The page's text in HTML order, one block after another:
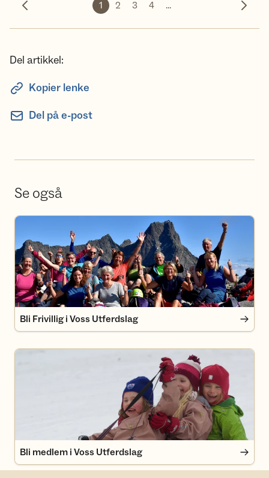
Forrige bilde
1 2 3 4 ...
Del artikkel:
Kopier lenke
Del på e-post
Se også
Bli Frivillig i Voss Utferdslag
Bli Frivillig i Voss Utferdslag
Bli medlem i Voss Utferdslag
Bli medlem i Voss Utferdslag